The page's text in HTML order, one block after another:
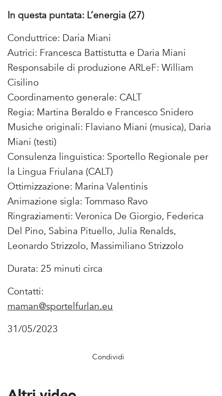
In questa puntata: L’energia (27)
Conduttrice: Daria Miani
Autrici: Francesca Battistutta e Daria Miani
Responsabile di produzione ARLeF: William
Cisilino
Coordinamento generale: CALT
Regia: Martina Beraldo e Francesco Snidero
Musiche originali: Flaviano Miani (musica), Daria
Miani (testi)
Consulenza linguistica: Sportello Regionale per
la Lingua Friulana (CALT)
Ottimizzazione: Marina Valentinis
Animazione sigla: Tommaso Ravo
Ringraziamenti: Veronica De Giorgio, Federica
Del Pino, Sabina Pituello, Julia Renalds,
Leonardo Strizzolo, Massimiliano Strizzolo
Durata: 25 minuti circa
Contatti:
maman@sportelfurlan.eu
31/05/2023
Condividi